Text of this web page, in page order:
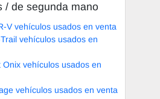
​​/ de segunda mano
V vehículos usados en venta
vehículos usados en
Onix vehículos usados en
vehículos usados en venta